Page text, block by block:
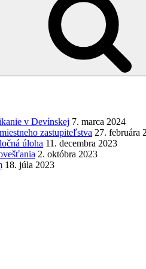
v Devínskej 7. marca 2024
zastupiteľstva 27. februára
úloha 11. decembra 2023
2. októbra 2023
18. júla 2023